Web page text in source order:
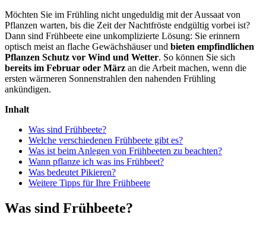
Möchten Sie im Frühling nicht ungeduldig mit der Aussaat von
Pflanzen warten, bis die Zeit der Nachtfröste endgültig vorbei ist?
Dann sind Frühbeete eine unkomplizierte Lösung: Sie erinnern
optisch meist an flache Gewächshäuser und bieten empfindlichen
Pflanzen Schutz vor Wind und Wetter. So können Sie sich
bereits im Februar oder März an die Arbeit machen, wenn die
ersten wärmeren Sonnenstrahlen den nahenden Frühling
ankündigen.
Inhalt
Was sind Frühbeete?
Welche verschiedenen Frühbeete gibt es?
Was ist beim Anlegen von Frühbeeten zu beachten?
Wann pflanze ich was ins Frühbeet?
Was bedeutet Pikieren?
Weitere Tipps für Ihre Frühbeete
Was sind Frühbeete?